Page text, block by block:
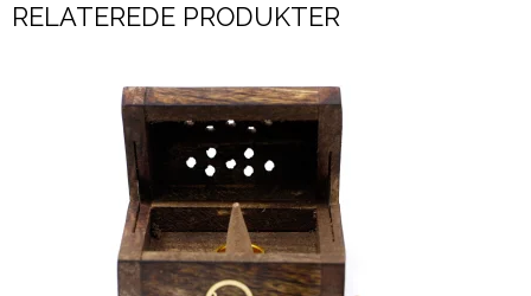
RELATEREDE PRODUKTER